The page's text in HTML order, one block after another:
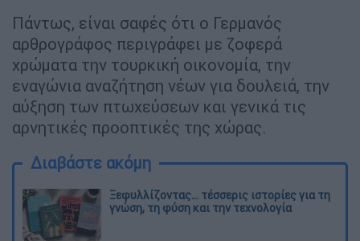
Πάντως, είναι σαφές ότι ο Γερμανός
αρθρογράφος περιγράφει με ζοφερά
χρώματα την τουρκική οικονομία, την
εναγώνια αναζήτηση νέων για δουλειά, την
αύξηση των πτωχεύσεων και γενικά τις
αρνητικές προοπτικές της χώρας.
Διαβάστε ακόμη
Ξεφυλλίζοντας... τέσσερις ιστορίες για τη
γνώση, τη φύση και την τεχνολογία